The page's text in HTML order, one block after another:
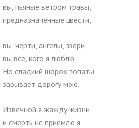
вы, пьяные ветром травы,
предназначенные цвести,
вы, черти, ангелы, звери,
вы все, кого я люблю.
Но сладкий шорох лопаты
зарывает дорогу мою.
Извечной я жажду жизни
и смерть не приемлю я.